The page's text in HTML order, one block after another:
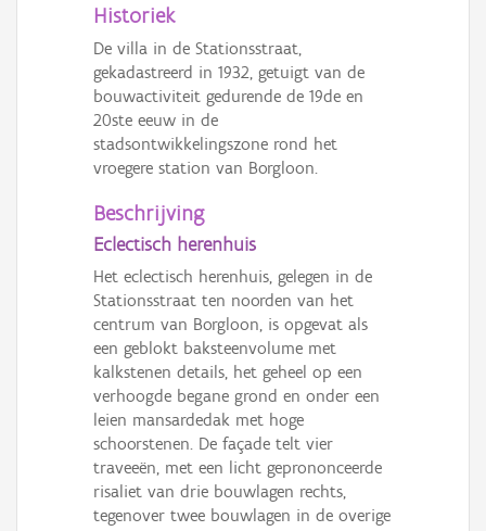
Historiek
De villa in de Stationsstraat,
gekadastreerd in 1932, getuigt van de
bouwactiviteit gedurende de 19de en
20ste eeuw in de
stadsontwikkelingszone rond het
vroegere station van Borgloon.
Beschrijving
Eclectisch herenhuis
Het eclectisch herenhuis, gelegen in de
Stationsstraat ten noorden van het
centrum van Borgloon, is opgevat als
een geblokt baksteenvolume met
kalkstenen details, het geheel op een
verhoogde begane grond en onder een
leien mansardedak met hoge
schoorstenen. De façade telt vier
traveeën, met een licht geprononceerde
risaliet van drie bouwlagen rechts,
tegenover twee bouwlagen in de overige